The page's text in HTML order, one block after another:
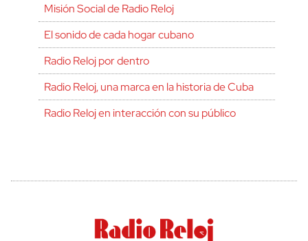
Misión Social de Radio Reloj
El sonido de cada hogar cubano
Radio Reloj por dentro
Radio Reloj, una marca en la historia de Cuba
Radio Reloj en interacción con su público